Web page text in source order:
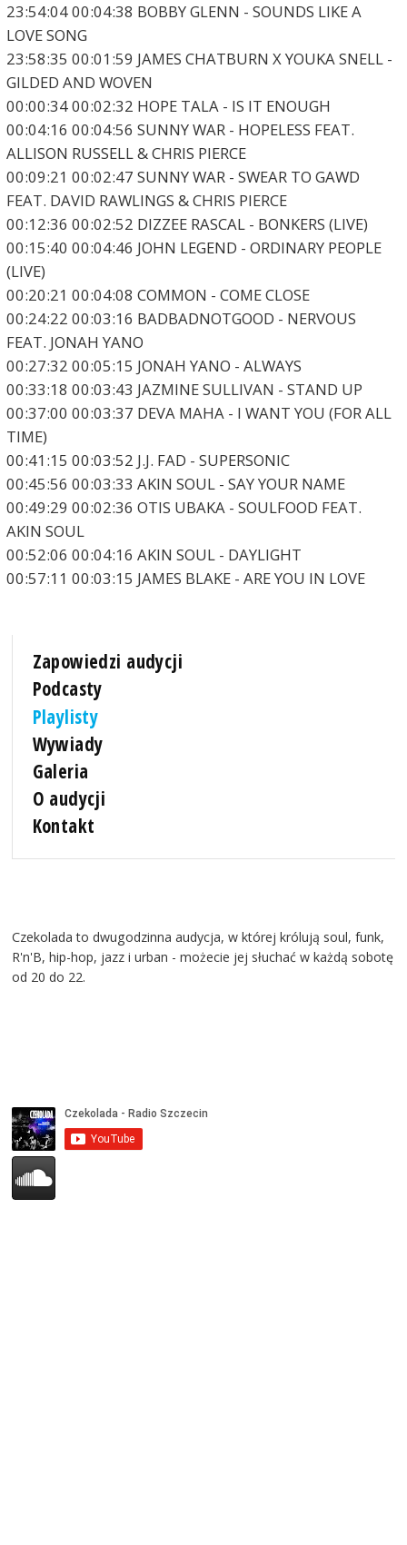
23:54:04 00:04:38 BOBBY GLENN - SOUNDS LIKE A
LOVE SONG
23:58:35 00:01:59 JAMES CHATBURN X YOUKA SNELL -
GILDED AND WOVEN
00:00:34 00:02:32 HOPE TALA - IS IT ENOUGH
00:04:16 00:04:56 SUNNY WAR - HOPELESS FEAT.
ALLISON RUSSELL & CHRIS PIERCE
00:09:21 00:02:47 SUNNY WAR - SWEAR TO GAWD
FEAT. DAVID RAWLINGS & CHRIS PIERCE
00:12:36 00:02:52 DIZZEE RASCAL - BONKERS (LIVE)
00:15:40 00:04:46 JOHN LEGEND - ORDINARY PEOPLE
(LIVE)
00:20:21 00:04:08 COMMON - COME CLOSE
00:24:22 00:03:16 BADBADNOTGOOD - NERVOUS
FEAT. JONAH YANO
00:27:32 00:05:15 JONAH YANO - ALWAYS
00:33:18 00:03:43 JAZMINE SULLIVAN - STAND UP
00:37:00 00:03:37 DEVA MAHA - I WANT YOU (FOR ALL
TIME)
00:41:15 00:03:52 J.J. FAD - SUPERSONIC
00:45:56 00:03:33 AKIN SOUL - SAY YOUR NAME
00:49:29 00:02:36 OTIS UBAKA - SOULFOOD FEAT.
AKIN SOUL
00:52:06 00:04:16 AKIN SOUL - DAYLIGHT
00:57:11 00:03:15 JAMES BLAKE - ARE YOU IN LOVE
Zapowiedzi audycji
Podcasty
Playlisty
Wywiady
Galeria
O audycji
Kontakt
Czekolada to dwugodzinna audycja, w której królują soul, funk,
R'n'B, hip-hop, jazz i urban - możecie jej słuchać w każdą sobotę
od 20 do 22.